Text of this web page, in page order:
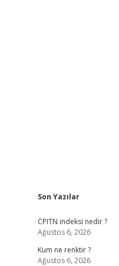
Sidebar
Son Yazılar
CPITN indeksi nedir ?
Ağustos 6, 2026
Kum ne renktir ?
Ağustos 6, 2026